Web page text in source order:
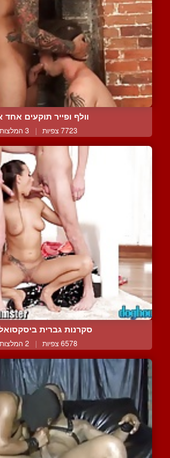
וולף ופייר תוקעים
7723 צפיות | 3 המלצות
סקרנות גברית
6578 צפיות | 2 המלצות